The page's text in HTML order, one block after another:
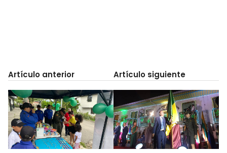
Artículo anterior Artículo siguiente